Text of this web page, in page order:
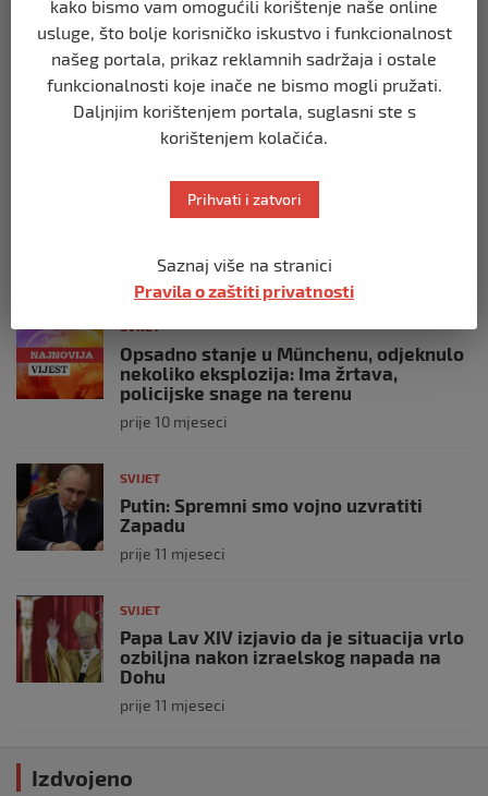
SVIJET
Italijanski kapetan iz flotile za Gazu
primio islam nakon što su izraelske
snage prekinule molitvu njegove
posade
prije 10 mjeseci
Brod “Mikeno” probio izraelsku blokadu
i uplovio u Gazu – kapetan iz Sarajeva
prije 10 mjeseci
SVIJET
Opsadno stanje u Münchenu, odjeknulo
nekoliko eksplozija: Ima žrtava,
policijske snage na terenu
prije 10 mjeseci
SVIJET
Putin: Spremni smo vojno uzvratiti
Zapadu
prije 11 mjeseci
SVIJET
Papa Lav XIV izjavio da je situacija vrlo
ozbiljna nakon izraelskog napada na
Dohu
prije 11 mjeseci
Izdvojeno
kako bismo vam omogućili korištenje naše online
usluge, što bolje korisničko iskustvo i funkcionalnost
našeg portala, prikaz reklamnih sadržaja i ostale
funkcionalnosti koje inače ne bismo mogli pružati.
Daljnjim korištenjem portala, suglasni ste s
korištenjem kolačića.
Prihvati i zatvori
Saznaj više na stranici
Pravila o zaštiti privatnosti